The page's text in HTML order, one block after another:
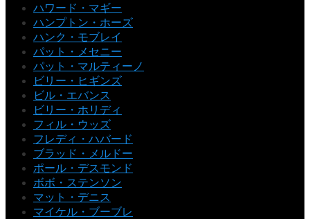
ハワード・マギー
ハンプトン・ホーズ
ハンク・モブレイ
パット・メセニー
パット・マルティーノ
ビリー・ヒギンズ
ビル・エバンス
ビリー・ホリディ
フィル・ウッズ
フレディ・ハバード
ブラッド・メルドー
ポール・デスモンド
ボボ・ステンソン
マット・デニス
マイケル・ブーブレ